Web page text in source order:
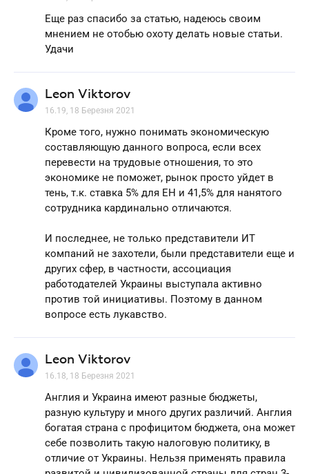
Еще раз спасибо за статью, надеюсь своим
мнением не отобью охоту делать новые статьи.
Удачи
Leon Viktorov
16.19, 18 Березня 2021
Кроме того, нужно понимать экономическую
составляющую данного вопроса, если всех
перевести на трудовые отношения, то это
экономике не поможет, рынок просто уйдет в
тень, т.к. ставка 5% для ЕН и 41,5% для нанятого
сотрудника кардинально отличаются.
И последнее, не только представители ИТ
компаний не захотели, были представители еще и
других сфер, в частности, ассоциация
работодателей Украины выступала активно
против той инициативы. Поэтому в данном
вопросе есть лукавство.
Leon Viktorov
16.18, 18 Березня 2021
Англия и Украина имеют разные бюджеты,
разную культуру и много других различий. Англия
богатая страна с профицитом бюджета, она может
себе позволить такую налоговую политику, в
отличие от Украины. Нельзя применять правила